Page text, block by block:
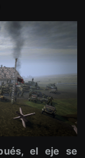
el eje se